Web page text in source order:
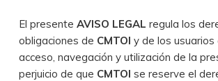
El presente AVISO LEGAL regula los
obligaciones de CMTOI y de los usuarios
acceso, navegación y utilización de la
perjuicio de que CMTOI se reserve el